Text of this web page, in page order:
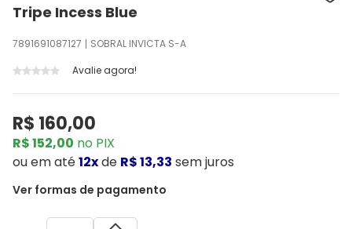
Tripe Incess Blue
7891691087127
SOBRAL INVICTA S-A
Avalie agora!
R$ 160,00
R$ 152,00 no PIX
ouem até12xde R$ 13,33 sem juros
Ver formas de pagamento